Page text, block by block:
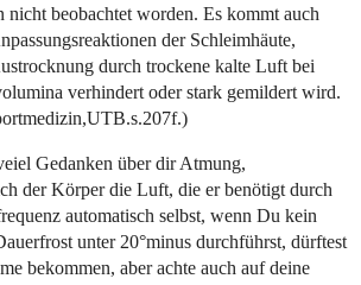
nicht beobachtet worden. Es kommt auch
der Schleimhäute,
durch trockene kalte Luft bei
verhindert oder stark gemildert wird.
Gedanken über dir Atmung,
der Körper die Luft, die er benötigt durch
automatisch selbst, wenn Du kein
unter 20°minus durchführst, dürftest
bekommen, aber achte auch auf deine